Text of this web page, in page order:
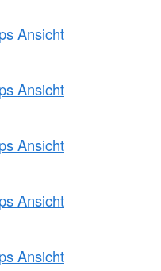
Ansicht
Ansicht
Ansicht
Ansicht
Ansicht